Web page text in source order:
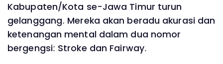
Kabupaten/Kota se-Jawa Timur turun
gelanggang. Mereka akan beradu akurasi dan
ketenangan mental dalam dua nomor
bergengsi: Stroke dan Fairway.